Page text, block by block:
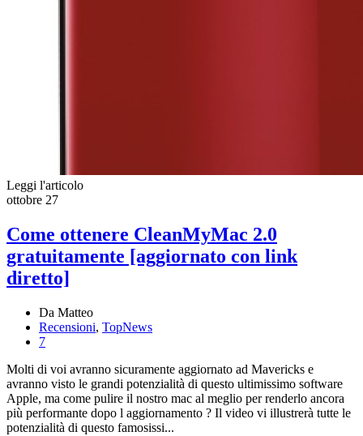
Leggi l'articolo
ottobre 27
Come ottenere CleanMyMac 2.0
gratuitamente [aggiornato con link
diretto]
Da Matteo
Recensioni, TopNews
7
Molti di voi avranno sicuramente aggiornato ad Mavericks e
avranno visto le grandi potenzialità di questo ultimissimo software
Apple, ma come pulire il nostro mac al meglio per renderlo ancora
più performante dopo l aggiornamento ? Il video vi illustrerà tutte le
potenzialità di questo famosissi...